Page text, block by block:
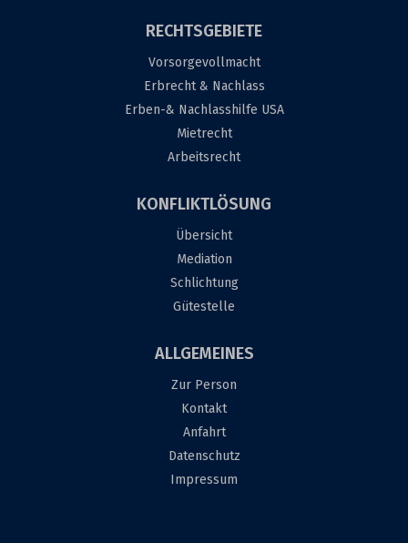
RECHTSGEBIETE
Vorsorgevollmacht
Erbrecht & Nachlass
Erben-& Nachlasshilfe USA
Mietrecht
Arbeitsrecht
KONFLIKTLÖSUNG
Übersicht
Mediation
Schlichtung
Gütestelle
ALLGEMEINES
Zur Person
Kontakt
Anfahrt
Datenschutz
Impressum